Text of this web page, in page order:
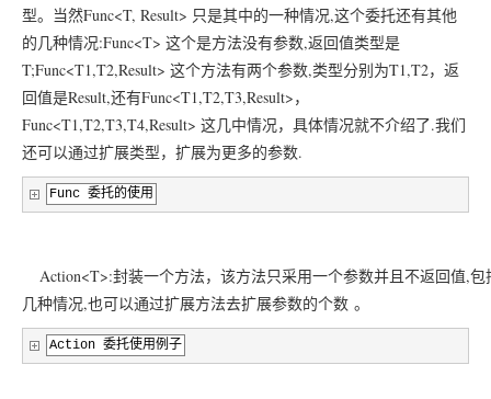
型。当然Func<T, Result> 只是其中的一种情况,这个委托还有其他
的几种情况:Func<T> 这个是方法没有参数,返回值类型是
T;Func<T1,T2,Result> 这个方法有两个参数,类型分别为T1,T2，返
回值是Result,还有Func<T1,T2,T3,Result>，
Func<T1,T2,T3,T4,Result> 这几中情况，具体情况就不介绍了.我们
还可以通过扩展类型，扩展为更多的参数.
Func 委托的使用
Action<T>:封装一个方法，该方法只采用一个参数并且不返回值,
几种情况,也可以通过扩展方法去扩展参数的个数 。
Action 委托使用例子